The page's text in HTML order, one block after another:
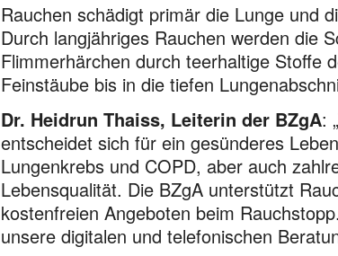
Rauchen schädigt primär die Lunge und
Durch lang­jähriges Rauchen werden die
Flimmerhärchen durch teer­haltige Stoffe
Feinstäube bis in die tiefen
Dr. Heidrun Thaiss, Leiterin der BZgA:
entscheidet sich für ein gesünderes
Lungenkrebs und COPD, aber auch
Lebensqualität. Die BZgA unterstützt
kostenfreien Angeboten beim
unsere digitalen und telefonischen